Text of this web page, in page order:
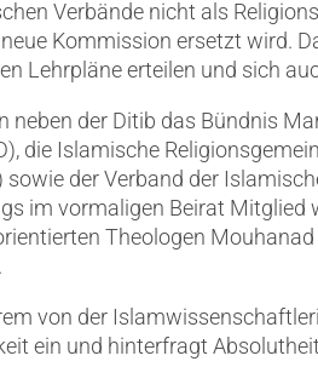
Verbände nicht als
Kommission ersetzt wird.
Lehrpläne erteilen und sich
neben der Ditib das Bündnis
die Islamische
der Verband der
im vormaligen Beirat
Theologen
von der
ein und hinterfragt